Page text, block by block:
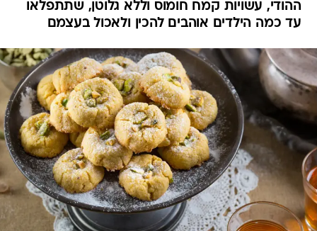
ההודי, עשויות קמח חומוס וללא גלוטן, שתתפלאו
עד כמה הילדים אוהבים להכין ולאכול בעצמם